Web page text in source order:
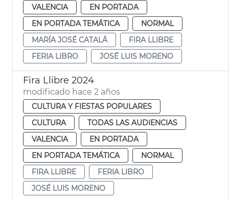
VALENCIA
EN PORTADA
EN PORTADA TEMÁTICA
NORMAL
MARÍA JOSÉ CATALÁ
FIRA LLIBRE
FERIA LIBRO
JOSÉ LUIS MORENO
Fira Llibre 2024
modificado hace 2 años
CULTURA Y FIESTAS POPULARES
CULTURA
TODAS LAS AUDIENCIAS
VALENCIA
EN PORTADA
EN PORTADA TEMÁTICA
NORMAL
FIRA LLIBRE
FERIA LIBRO
JOSÉ LUIS MORENO